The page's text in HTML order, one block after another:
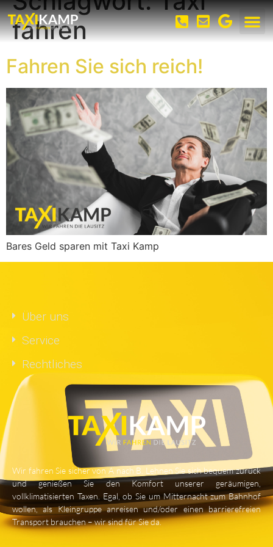
fahren
Fahren Sie sich reich!
Bares Geld sparen mit Taxi Kamp
Über uns
Service
Rechtliches
Wir fahren Sie sicher von A nach B. Lehnen Sie sich bequem zurück
und genießen Sie den Komfort unserer geräumigen,
vollklimatisierten Taxen. Egal, ob Sie um Mitternacht zum Bahnhof
wollen, als Kleingruppe anreisen und/oder einen barrierefreien
Transport brauchen – wir sind für Sie da.